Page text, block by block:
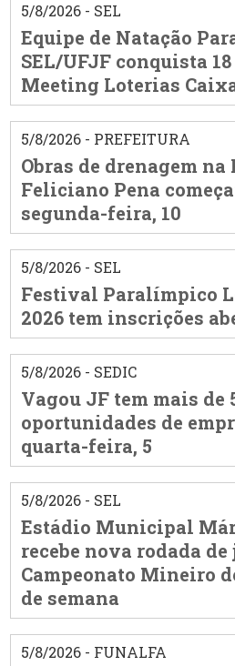
5/8/2026 - SEL
Equipe de Natação
SEL/UFJF conquista
Meeting Loterias
5/8/2026 - PREFEITURA
Obras de drenagem na
Feliciano Pena
segunda-feira, 10
5/8/2026 - SEL
Festival Paralímpico
2026 tem inscrições
5/8/2026 - SEDIC
Vagou JF tem mais de
oportunidades de
quarta-feira, 5
5/8/2026 - SEL
Estádio Municipal
recebe nova rodada de
Campeonato Mineiro
de semana
5/8/2026 - FUNALFA